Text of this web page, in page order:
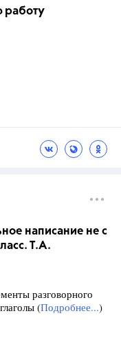
работу
написание не с
Т.А.
разговорного
(Подробнее...)